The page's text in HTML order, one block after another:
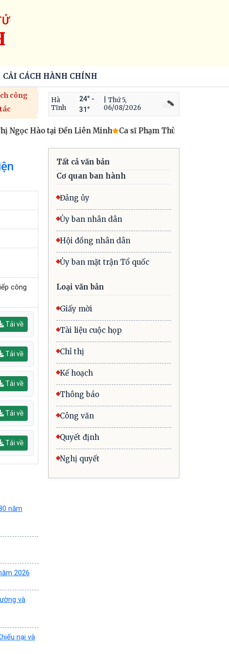
CẢI CÁCH HÀNH CHÍNH
công
tác
Hà
Tĩnh
24° -
31°
| Thứ 5,
06/08/2026
Hào tại Đền Liên Minh Ca sĩ Phạm Thùy Dung và
công
Tải về
Tải về
Tải về
Tải về
Tải về
năm
2026
và
nại và
Tất cả văn bản
Cơ quan ban hành
Đảng ủy
Ủy ban nhân dân
Hội đồng nhân dân
Ủy ban mặt trận Tổ quốc
Loại văn bản
Giấy mời
Tài liệu cuộc họp
Chỉ thị
Kế hoạch
Thông báo
Công văn
Quyết định
Nghị quyết